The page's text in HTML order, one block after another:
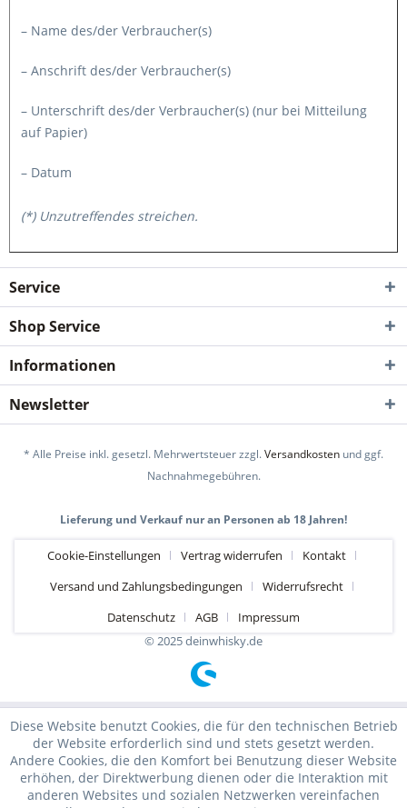
– Name des/der Verbraucher(s)
– Anschrift des/der Verbraucher(s)
– Unterschrift des/der Verbraucher(s) (nur bei Mitteilung
auf Papier)
– Datum
(*) Unzutreffendes streichen.
Service
Shop Service
Informationen
Newsletter
* Alle Preise inkl. gesetzl. Mehrwertsteuer zzgl.Versandkosten und ggf.
Nachnahmegebühren.
Lieferung und Verkauf nur an Personen ab 18 Jahren!
Cookie-Einstellungen Vertrag widerrufen
Kontakt
Versand und Zahlungsbedingungen
Widerrufsrecht
Datenschutz
AGB
Impressum
© 2025 deinwhisky.de
Diese Website benutzt Cookies, die für den technischen Betrieb
der Website erforderlich sind und stets gesetzt werden.
Andere Cookies, die den Komfort bei Benutzung dieser Website
erhöhen, der Direktwerbung dienen oder die Interaktion mit
anderen Websites und sozialen Netzwerken vereinfachen